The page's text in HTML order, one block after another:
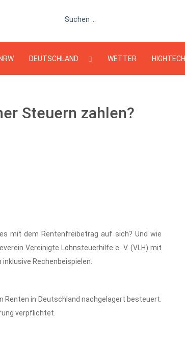
Suchen ...
NRW DEUTSCHLAND WETTER HIGHTECH
Steuern zahlen?
mit dem Rentenfreibetrag auf sich? Und wie
Vereinigte Lohnsteuerhilfe e. V. (VLH) mit
Rechenbeispielen.
in Deutschland nachgelagert besteuert.
verpflichtet.